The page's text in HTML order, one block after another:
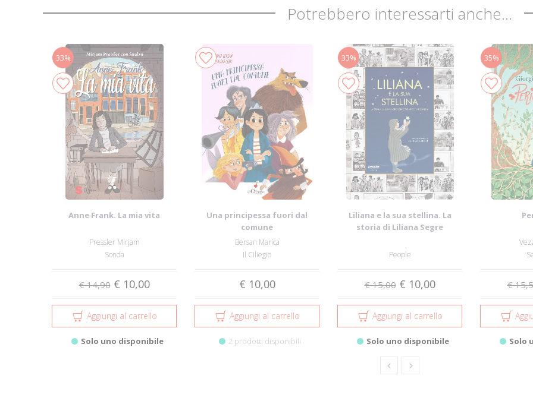
Potrebbero interessarti anche...
33%
Anne Frank. La mia vita
Pressler Mirjam
Sonda
€ 14,90 € 10,00
Aggiungi al carrello
Solo uno disponibile
Una principessa fuori dal
comune
Bersan Marica
Il Ciliegio
€ 10,00
Aggiungi al carrello
2 prodotti disponibili
33%
Liliana e la sua stellina. La
storia di Liliana Segre
People
€ 15,00 € 10,00
Aggiungi al carrello
Solo uno disponibile
35%
€
Solo